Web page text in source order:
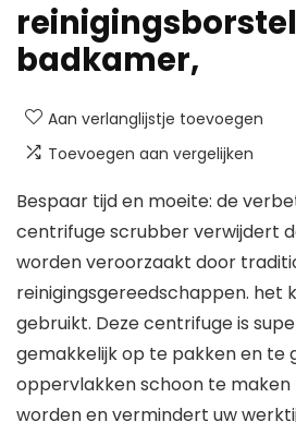
badkamer,
Aan verlanglijstje toevoegen
Toevoegen aan vergelijken
Bespaar tijd en moeite: de
centrifuge scrubber verwijdert
worden veroorzaakt door
reinigingsgereedschappen. het
gebruikt. Deze centrifuge is
gemakkelijk op te pakken en te
oppervlakken schoon te
worden en vermindert uw